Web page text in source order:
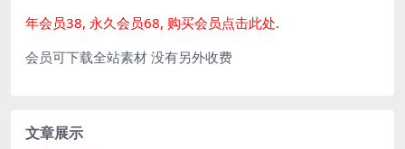
年会员38, 永久会员68, 购买会员点击此处.
会员可下载全站素材 没有另外收费
文章展示